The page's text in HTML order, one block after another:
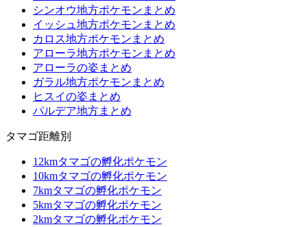
シンオウ地方ポケモンまとめ
イッシュ地方ポケモンまとめ
カロス地方ポケモンまとめ
アローラ地方ポケモンまとめ
アローラの姿まとめ
ガラル地方ポケモンまとめ
ヒスイの姿まとめ
パルデア地方まとめ
タマゴ距離別
12kmタマゴの孵化ポケモン
10kmタマゴの孵化ポケモン
7kmタマゴの孵化ポケモン
5kmタマゴの孵化ポケモン
2kmタマゴの孵化ポケモン